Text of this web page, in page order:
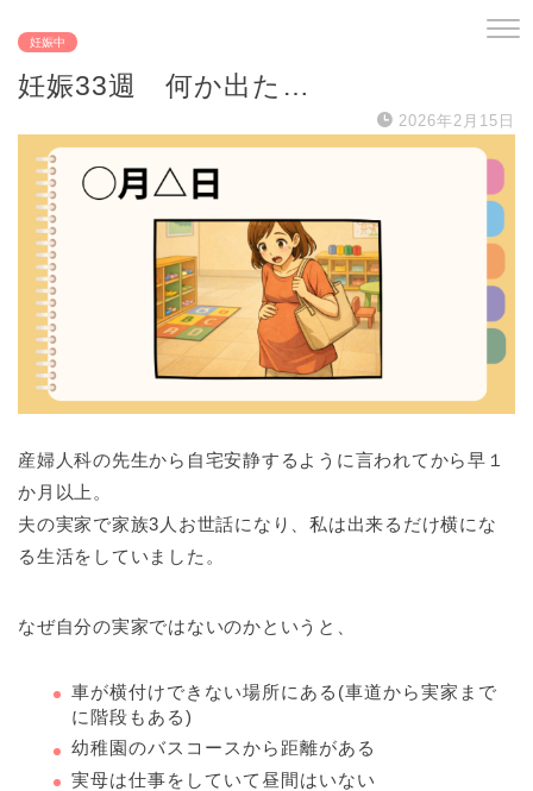
妊娠中
妊娠33週 何か出た…
2026年2月15日
産婦人科の先生から自宅安静するように言われてから早１
か月以上。
夫の実家で家族3人お世話になり、私は出来るだけ横にな
る生活をしていました。
なぜ自分の実家ではないのかというと、
車が横付けできない場所にある(車道から実家まで
に階段もある)
幼稚園のバスコースから距離がある
実母は仕事をしていて昼間はいない